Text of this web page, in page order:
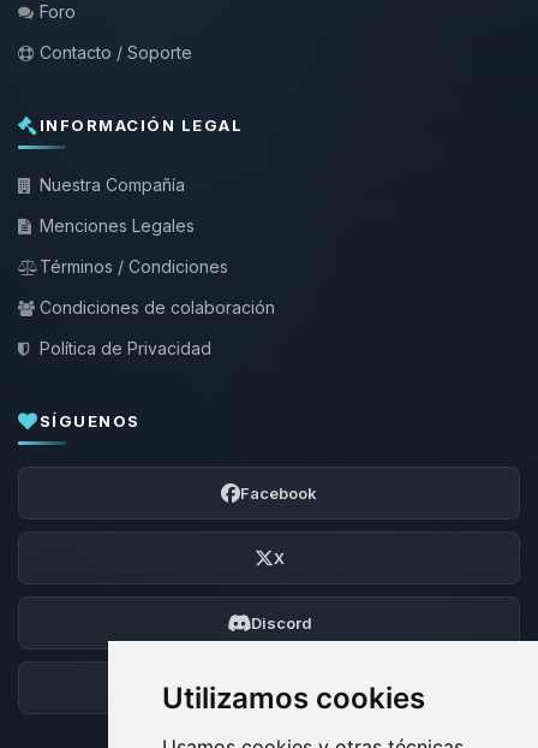
Utilizamos cookies
Foro
Contacto / Soporte
INFORMACIÓN LEGAL
Nuestra Compañía
Menciones Legales
Términos / Condiciones
Condiciones de colaboración
Política de Privacidad
SÍGUENOS
Facebook
X
Discord
Foro